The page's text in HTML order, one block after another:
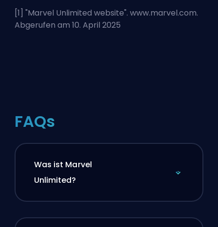
[1] "Marvel Unlimited website". www.marvel.com.
Abgerufen am 10. April 2025
FAQs
Was ist Marvel
Unlimited?